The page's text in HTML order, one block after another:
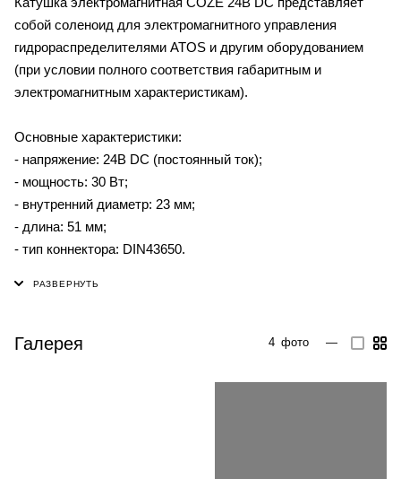
собой соленоид для электромагнитного управления
гидрораспределителями ATOS и другим оборудованием
(при условии полного соответствия габаритным и
электромагнитным характеристикам).
Основные характеристики:
- напряжение: 24В DC (постоянный ток);
- мощность: 30 Вт;
- внутренний диаметр: 23 мм;
- длина: 51 мм;
- тип коннектора: DIN43650.
Галерея 4 фото —